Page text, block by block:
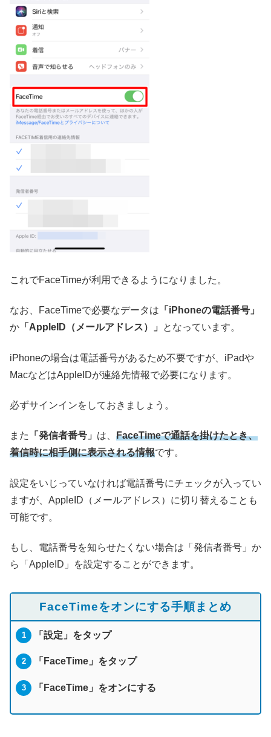
これでFaceTimeが利用できるようになりました。
なお、FaceTimeで必要なデータは 「iPhoneの電話番号」
か 「AppleID（メールアドレス）」 となっています。
iPhoneの場合は電話番号があるため不要ですが、iPadや
MacなどはAppleIDが連絡先情報で必要になります。
必ずサインインをしておきましょう。
また 「発信者番号」 は、 FaceTimeで通話を掛けたとき、
着信時に相手側に表示される情報です。
設定をいじっていなければ電話番号にチェックが入ってい
ますが、AppleID（メールアドレス）に切り替えることも
可能です。
もし、電話番号を知らせたくない場合は「発信者番号」か
ら「AppleID」を設定することができます。
FaceTimeをオンにする手順まとめ
「設定」をタップ
「FaceTime」をタップ
「FaceTime」をオンにする